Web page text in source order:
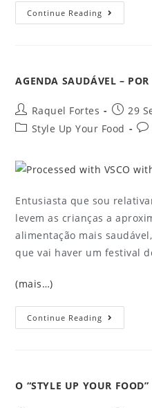
Continue Reading
AGENDA SAUDÁVEL –
Raquel Fortes
29
Style Up Your Food
Entusiasta que sou
levem as crianças a
alimentação mais
que vai haver um festival
(mais…)
Continue Reading
O “STYLE UP YOUR